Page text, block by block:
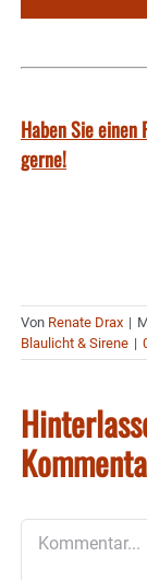
Haben Sie einen
gerne!
Von Renate Drax |
Blaulicht & Sirene |